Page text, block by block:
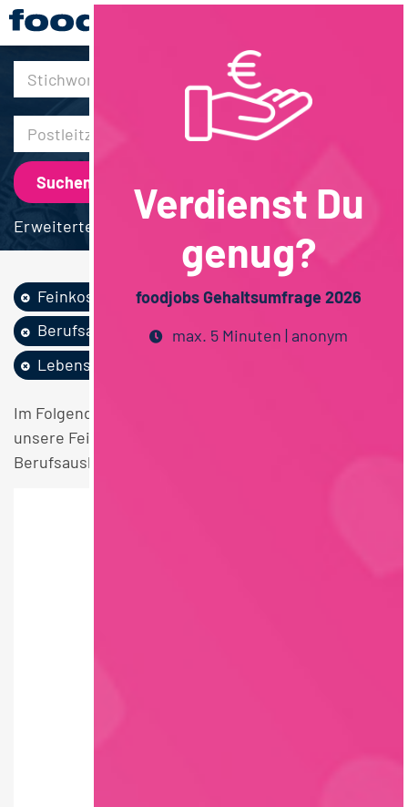
30km
Erweiterte Suche
Feinkost /...
Produktion
Berufsausbildung
Lebensmitteltechnik
Im Folgenden finden Sie einen Überblick über alle
unsere Feinkost / Convenience / Saucen Produktion
Berufsausbildung Lebensmitteltechnik Stellen.
Verdienst Du
genug?
foodjobs Gehaltsumfrage 2026
max. 5 Minuten | anonym